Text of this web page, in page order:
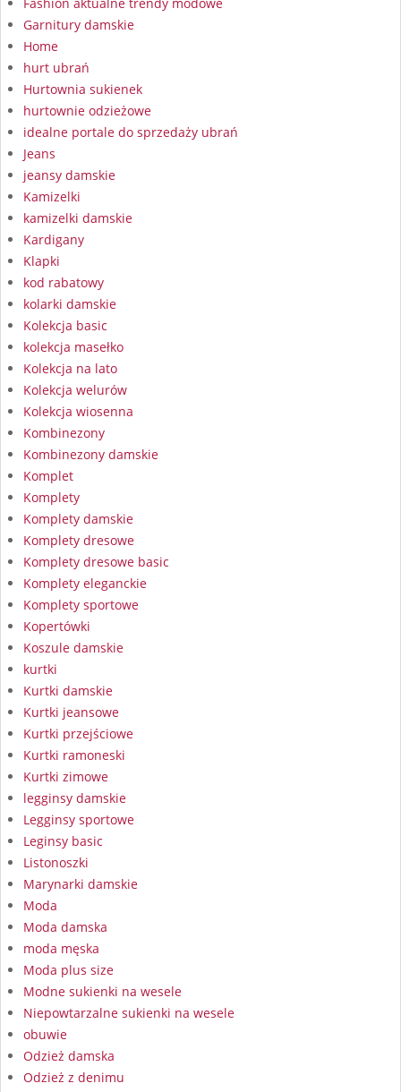
Garnitury damskie
Home
hurt ubrań
Hurtownia sukienek
hurtownie odzieżowe
idealne portale do sprzedaży ubrań
Jeans
jeansy damskie
Kamizelki
kamizelki damskie
Kardigany
Klapki
kod rabatowy
kolarki damskie
Kolekcja basic
kolekcja masełko
Kolekcja na lato
Kolekcja welurów
Kolekcja wiosenna
Kombinezony
Kombinezony damskie
Komplet
Komplety
Komplety damskie
Komplety dresowe
Komplety dresowe basic
Komplety eleganckie
Komplety sportowe
Kopertówki
Koszule damskie
kurtki
Kurtki damskie
Kurtki jeansowe
Kurtki przejściowe
Kurtki ramoneski
Kurtki zimowe
legginsy damskie
Legginsy sportowe
Leginsy basic
Listonoszki
Marynarki damskie
Moda
Moda damska
moda męska
Moda plus size
Modne sukienki na wesele
Niepowtarzalne sukienki na wesele
obuwie
Odzież damska
Odzież z denimu